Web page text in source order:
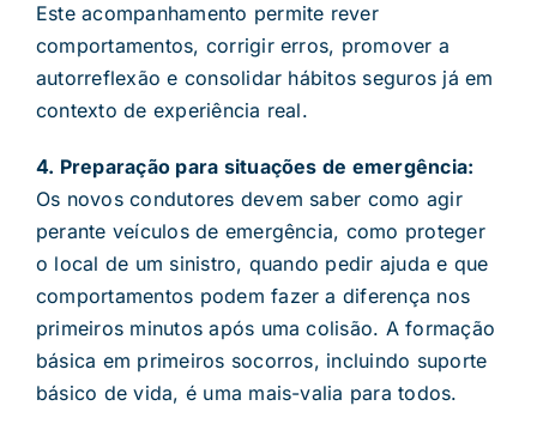
Este acompanhamento permite rever
comportamentos, corrigir erros, promover a
autorreflexão e consolidar hábitos seguros já em
contexto de experiência real.
4. Preparação para situações de emergência:
Os novos condutores devem saber como agir
perante veículos de emergência, como proteger
o local de um sinistro, quando pedir ajuda e que
comportamentos podem fazer a diferença nos
primeiros minutos após uma colisão. A formação
básica em primeiros socorros, incluindo suporte
básico de vida, é uma mais-valia para todos.